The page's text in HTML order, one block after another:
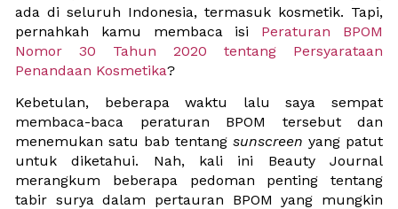
ada di seluruh Indonesia, termasuk kosmetik. Tapi,
pernahkah kamu membaca isi Peraturan BPOM
Nomor 30 Tahun 2020 tentang Persyarataan
Penandaan Kosmetika?
Kebetulan, beberapa waktu lalu saya sempat
membaca-baca peraturan BPOM tersebut dan
menemukan satu bab tentang sunscreen yang patut
untuk diketahui. Nah, kali ini Beauty Journal
merangkum beberapa pedoman penting tentang
tabir surya dalam pertauran BPOM yang mungkin